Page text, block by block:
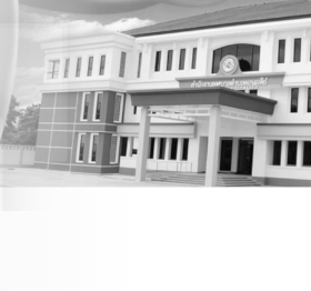
การบริหาร
คคล ประจำ
ณ พ.ศ.2567